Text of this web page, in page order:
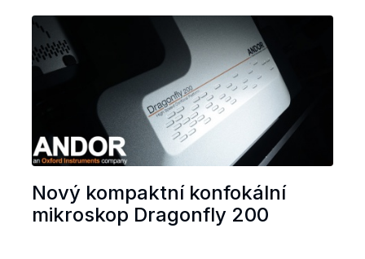
Nový kompaktní konfokální
mikroskop Dragonfly 200